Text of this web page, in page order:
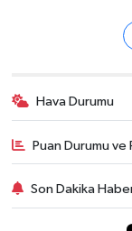
Hava Durumu
Puan Durumu ve
Son Dakika